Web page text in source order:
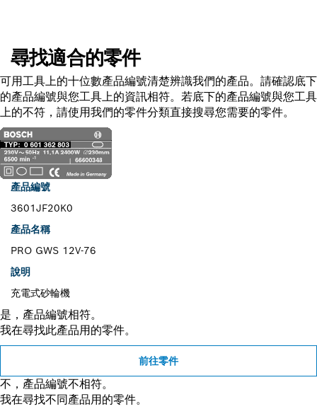
尋找適合的零件
可用工具上的十位數產品編號清楚辨識我們的產品。請確認底下
的產品編號與您工具上的資訊相符。若底下的產品編號與您工具
上的不符，請使用我們的零件分類直接搜尋您需要的零件。
產品編號
3601JF20K0
產品名稱
PRO GWS 12V-76
說明
充電式砂輪機
是，產品編號相符。
我在尋找此產品用的零件。
前往零件
不，產品編號不相符。
我在尋找不同產品用的零件。